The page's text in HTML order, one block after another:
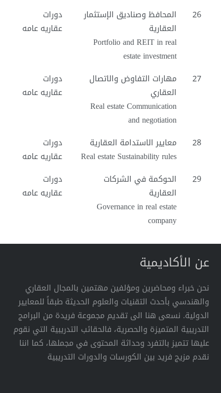
26
المحافظ وصناديق الإستثمار
العقارية
Portfolio and REIT in real
estate investment
دورات
عقاريه عامه
27
مهارات التفاوض والاتصال
العقاري
Real estate Communication
and negotiation
دورات
عقاريه عامه
28
معايير الاستدامة العقارية
Real estate Sustainability rules
دورات
عقاريه عامه
29
الحوكمة في الشركات
العقارية
Governance in real estate
company
دورات
عقاريه عامه
عن الأكاديمية
نحن خبراء ومحاضرين ومؤلفين مهتمين بالمجال العقاري
والهندسي بأحدث التقنيات والعلوم الحديثة طبقاً للمعايير
الدولية. نسعى هنا الى تقديم مجموعة فريدة من البرامج
التدريبية المتميزة والحصرية، فالحقائب التدريبية التي نقوم
عليها تتميز بالتفرد وحداثة المحتوى في مجملها، كما اننا
نقدم مزيج فريد بين الكورسات والدورات التدريبية